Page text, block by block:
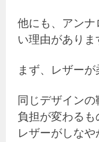
他にも、アン
い理由がありま
まず、レザーが
同じデザイン
負担が変わる
レザーがしな